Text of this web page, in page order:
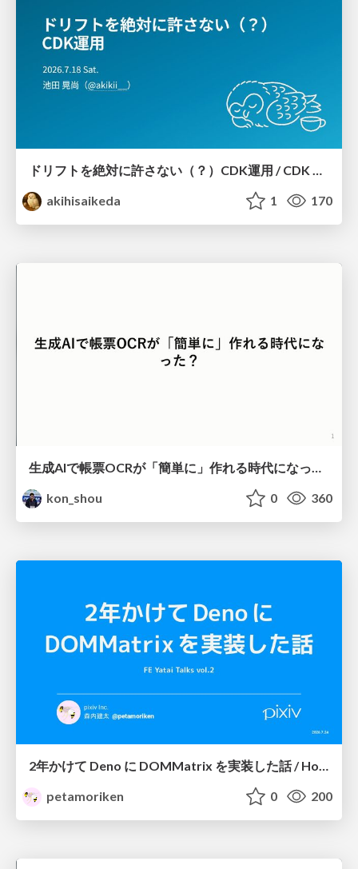
ドリフトを絶対に許さない（？）CDK運用 / CDK Ops with Zero Tolerance for Drifts (?)
akihisaikeda
1 170
生成AIで帳票OCRが「簡単に」作れる時代になった？
kon_shou
0 360
petamoriken
0 200